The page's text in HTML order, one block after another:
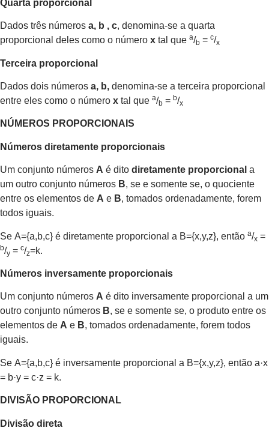
Quarta proporcional
Dados três números a, b , c, denomina-se a quarta
proporcional deles como o número x tal que a/b = c/x
Terceira proporcional
Dados dois números a, b, denomina-se a terceira proporcional
entre eles como o número x tal que a/b = b/x
NÚMEROS PROPORCIONAIS
Números diretamente proporcionais
Um conjunto números A é dito diretamente proporcional a
um outro conjunto números B, se e somente se, o quociente
entre os elementos de A e B, tomados ordenadamente, forem
todos iguais.
Se A={a,b,c} é diretamente proporcional a B={x,y,z}, então a/x =
b/y = c/z=k.
Números inversamente proporcionais
Um conjunto números A é dito inversamente proporcional a um
outro conjunto números B, se e somente se, o produto entre os
elementos de A e B, tomados ordenadamente, forem todos
iguais.
Se A={a,b,c} é inversamente proporcional a B={x,y,z}, então a·x
= b·y = c·z = k.
DIVISÃO PROPORCIONAL
Divisão direta